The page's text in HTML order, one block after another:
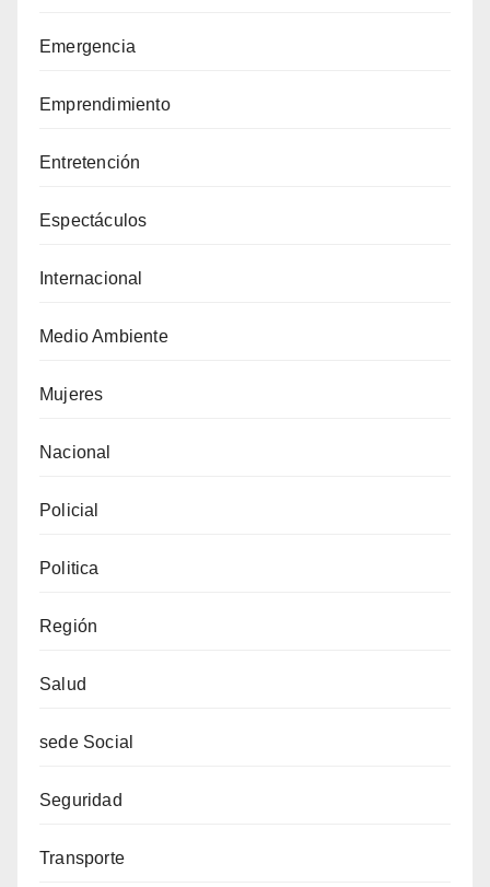
Emergencia
Emprendimiento
Entretención
Espectáculos
Internacional
Medio Ambiente
Mujeres
Nacional
Policial
Politica
Región
Salud
sede Social
Seguridad
Transporte